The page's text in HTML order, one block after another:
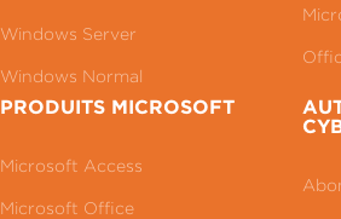
Windows Server
Windows Normal
PRODUITS MICROSOFT
Microsoft Access
Microsoft Office